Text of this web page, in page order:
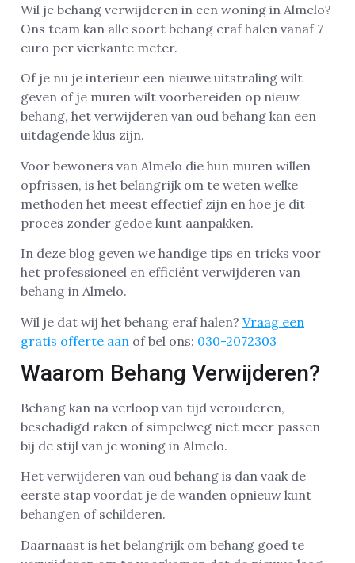
Wil je behang verwijderen in een woning in Almelo?
Ons team kan alle soort behang eraf halen vanaf 7
euro per vierkante meter.
Of je nu je interieur een nieuwe uitstraling wilt
geven of je muren wilt voorbereiden op nieuw
behang, het verwijderen van oud behang kan een
uitdagende klus zijn.
Voor bewoners van Almelo die hun muren willen
opfrissen, is het belangrijk om te weten welke
methoden het meest effectief zijn en hoe je dit
proces zonder gedoe kunt aanpakken.
In deze blog geven we handige tips en tricks voor
het professioneel en efficiënt verwijderen van
behang in Almelo.
Wil je dat wij het behang eraf halen? Vraag een
gratis offerte aan of bel ons: 030-2072303
Waarom Behang Verwijderen?
Behang kan na verloop van tijd verouderen,
beschadigd raken of simpelweg niet meer passen
bij de stijl van je woning in Almelo.
Het verwijderen van oud behang is dan vaak de
eerste stap voordat je de wanden opnieuw kunt
behangen of schilderen.
Daarnaast is het belangrijk om behang goed te